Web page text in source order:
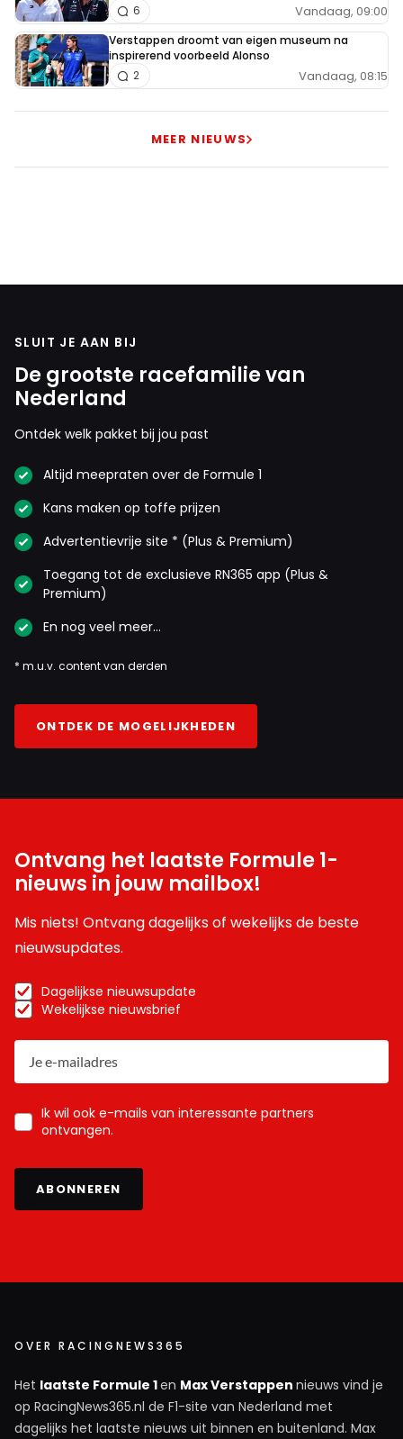
Vandaag, 09:00
6
Verstappen droomt van eigen museum na
inspirerend voorbeeld Alonso
Vandaag, 08:15
2
MEER NIEUWS
SLUIT JE AAN BIJ
De grootste racefamilie van
Nederland
Ontdek welk pakket bij jou past
Altijd meepraten over de Formule 1
Kans maken op toffe prijzen
Advertentievrije site * (Plus & Premium)
Toegang tot de exclusieve RN365 app (Plus &
Premium)
En nog veel meer…
* m.u.v. content van derden
ONTDEK DE MOGELIJKHEDEN
Ontvang het laatste Formule 1-
nieuws in jouw mailbox!
Mis niets! Ontvang dagelijks of wekelijks de beste
nieuwsupdates.
Dagelijkse nieuwsupdate
Wekelijkse nieuwsbrief
Ik wil ook e-mails van interessante partners
ontvangen.
ABONNEREN
OVER RACINGNEWS365
Het laatste Formule 1en Max Verstappen nieuws vind je
op RacingNews365.nl de F1-site van Nederland met
dagelijks het laatste nieuws uit binnen en buitenland. Max